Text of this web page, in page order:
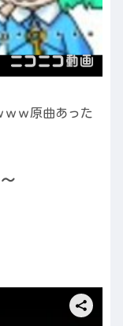
ｗｗ原曲あった